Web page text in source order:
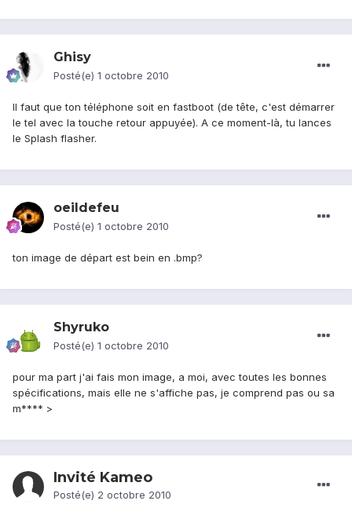
Ghisy
Posté(e) 1 octobre 2010
Il faut que ton téléphone soit en fastboot (de tête, c'est démarrer
le tel avec la touche retour appuyée). A ce moment-là, tu lances
le Splash flasher.
oeildefeu
Posté(e) 1 octobre 2010
ton image de départ est bein en .bmp?
Shyruko
Posté(e) 1 octobre 2010
pour ma part j'ai fais mon image, a moi, avec toutes les bonnes
spécifications, mais elle ne s'affiche pas, je comprend pas ou sa
m**** >
Invité Kameo
Posté(e) 2 octobre 2010